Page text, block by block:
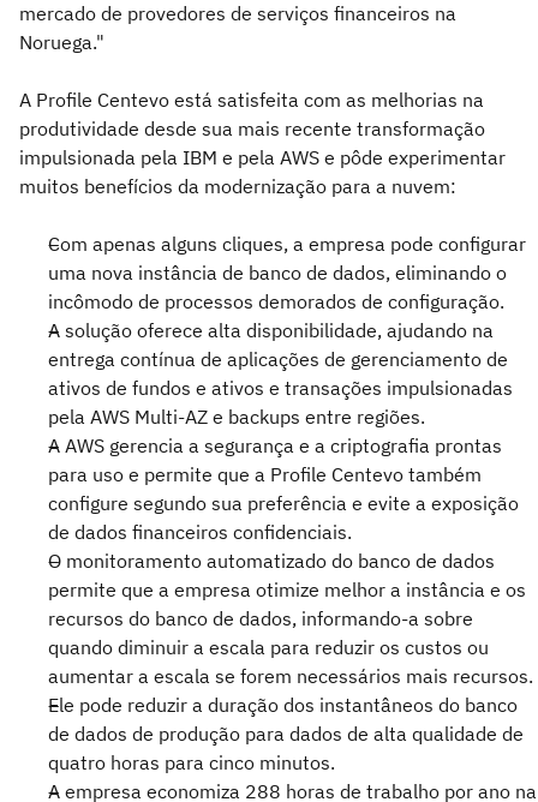
mercado de provedores de serviços financeiros na
Noruega."
A Profile Centevo está satisfeita com as melhorias na
produtividade desde sua mais recente transformação
impulsionada pela IBM e pela AWS e pôde experimentar
muitos benefícios da modernização para a nuvem:
Com apenas alguns cliques, a empresa pode configurar
uma nova instância de banco de dados, eliminando o
incômodo de processos demorados de configuração.
A solução oferece alta disponibilidade, ajudando na
entrega contínua de aplicações de gerenciamento de
ativos de fundos e ativos e transações impulsionadas
pela AWS Multi-AZ e backups entre regiões.
A AWS gerencia a segurança e a criptografia prontas
para uso e permite que a Profile Centevo também
configure segundo sua preferência e evite a exposição
de dados financeiros confidenciais.
O monitoramento automatizado do banco de dados
permite que a empresa otimize melhor a instância e os
recursos do banco de dados, informando-a sobre
quando diminuir a escala para reduzir os custos ou
aumentar a escala se forem necessários mais recursos.
Ele pode reduzir a duração dos instantâneos do banco
de dados de produção para dados de alta qualidade de
quatro horas para cinco minutos.
A empresa economiza 288 horas de trabalho por ano na